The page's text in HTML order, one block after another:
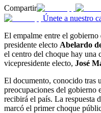
Compartir
Únete a nuestro
El empalme entre el gobierno
presidente electo Abelardo
el centro del choque hay una
vicepresidente electo, José
El documento, conocido tras
preocupaciones del gobierno
recibirá el país. La respuesta
marcó el primer choque